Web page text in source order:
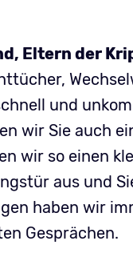
Eltern der
und
wir Sie auch
wir so einen
aus und
haben wir
Gesprächen.